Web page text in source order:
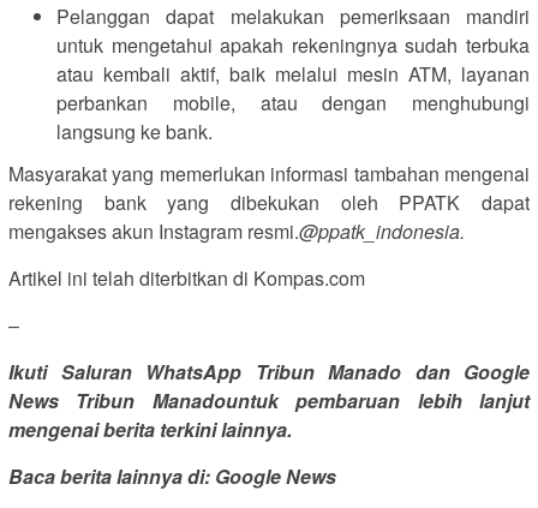
Pelanggan dapat melakukan pemeriksaan mandiri
untuk mengetahui apakah rekeningnya sudah terbuka
atau kembali aktif, baik melalui mesin ATM, layanan
perbankan mobile, atau dengan menghubungi
langsung ke bank.
Masyarakat yang memerlukan informasi tambahan mengenai
rekening bank yang dibekukan oleh PPATK dapat
mengakses akun Instagram resmi.@ppatk_indonesia.
Artikel ini telah diterbitkan di Kompas.com
–
Ikuti Saluran WhatsApp Tribun Manado dan Google
News Tribun Manadountuk pembaruan lebih lanjut
mengenai berita terkini lainnya.
Baca berita lainnya di: Google News